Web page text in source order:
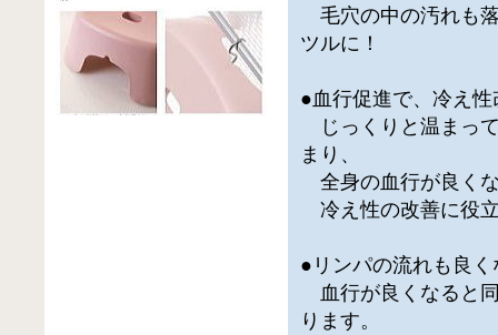
毛穴の中の汚れも
ツルに！
●血行促進で、冷え性
じっくりと温まっ
まり、
全身の血行が良く
冷え性の改善に役
●リンパの流れも良
血行が良くなると
ります。